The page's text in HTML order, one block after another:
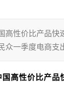
性价比产品
一季度电商
高性价比产品